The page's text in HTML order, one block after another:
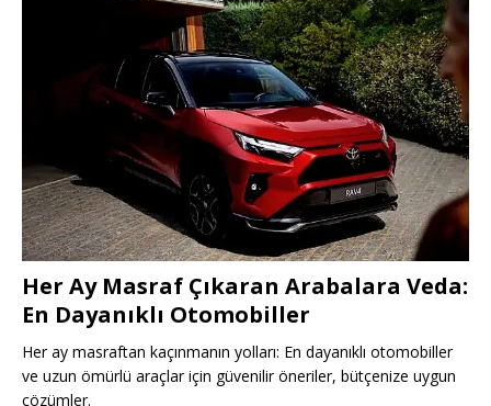
Her Ay Masraf Çıkaran Arabalara Veda:
En Dayanıklı Otomobiller
Her ay masraftan kaçınmanın yolları: En dayanıklı otomobiller
ve uzun ömürlü araçlar için güvenilir öneriler, bütçenize uygun
çözümler.